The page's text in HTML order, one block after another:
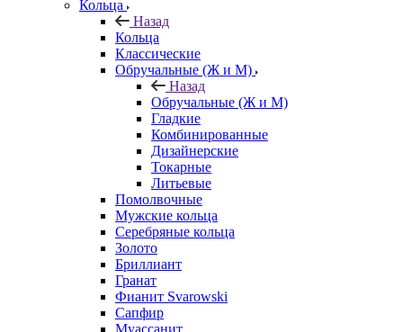
Кольца
Назад
Кольца
Классические
Обручальные (Ж и М)
Назад
Обручальные (Ж и М)
Гладкие
Комбинированные
Дизайнерские
Токарные
Литьевые
Помолвочные
Мужские кольца
Серебряные кольца
Золото
Бриллиант
Гранат
Фианит Svarowski
Сапфир
Муассанит